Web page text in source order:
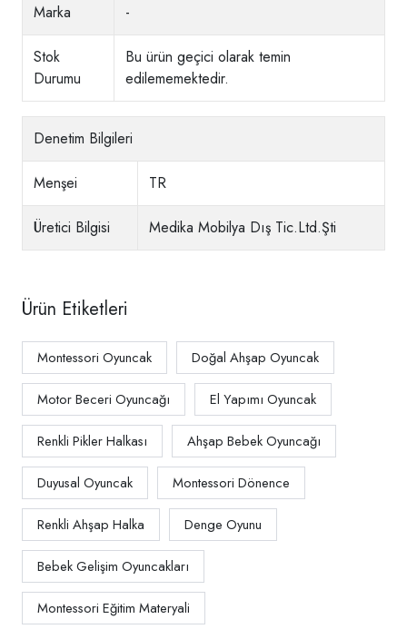
Marka -
Stok
Durumu
Bu ürün geçici olarak temin
edilememektedir.
Denetim Bilgileri
Menşei TR
Üretici Bilgisi Medika Mobilya Dış Tic.Ltd.Şti
Ürün Etiketleri
Montessori Oyuncak Doğal Ahşap Oyuncak
Motor Beceri Oyuncağı El Yapımı Oyuncak
Renkli Pikler Halkası Ahşap Bebek Oyuncağı
Duyusal Oyuncak Montessori Dönence
Renkli Ahşap Halka Denge Oyunu
Bebek Gelişim Oyuncakları
Montessori Eğitim Materyali